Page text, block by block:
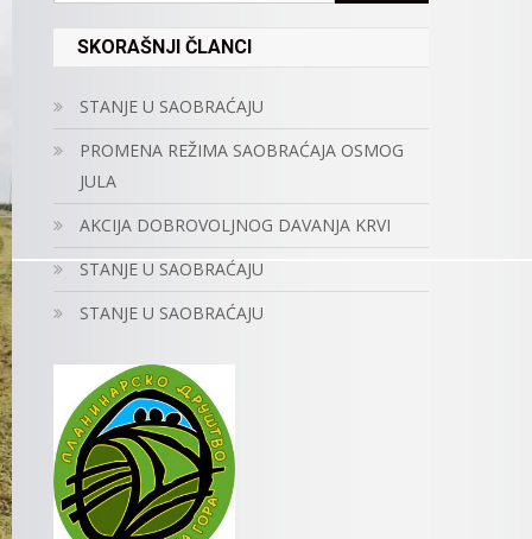
SKORAŠNJI ČLANCI
STANJE U SAOBRAĆAJU
PROMENA REŽIMA SAOBRAĆAJA OSMOG
JULA
AKCIJA DOBROVOLJNOG DAVANJA KRVI
STANJE U SAOBRAĆAJU
STANJE U SAOBRAĆAJU